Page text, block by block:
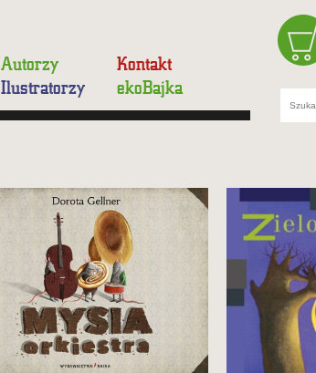
Autorzy
Ilustratorzy
Kontakt
ekoBajka
Zbzikowani bohaterowie,
zwariowane historie,
zaskakujące puenty oraz
świetne rymy Doroty Gellner
i genialne ilustracje Emilii
Dziubak!
Nakład wyczerpany